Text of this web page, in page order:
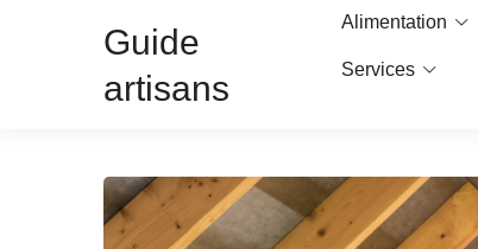
Guide
artisans
Alimentation
Services